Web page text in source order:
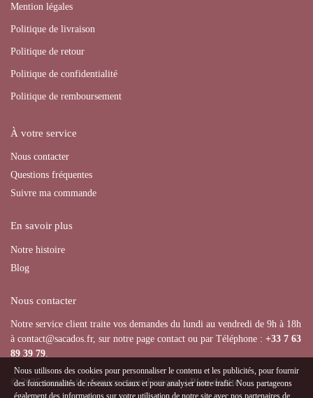
Mention légales
Politique de livraison
Politique de retour
Politique de confidentialité
Politique de remboursement
À votre service
Nous contacter
Questions fréquentes
Suivre ma commande
En savoir plus
Notre histoire
Blog
Nous contacter
Notre service client traite vos demandes du lundi au vendredi de 9h à 18h
à contact@sacados.fr, sur notre page contact ou par Téléphone : +33 7 63
89 39 79.
© 2025 sacados.fr | Service client Français |Plan de site
Nous utilisons des cookies pour personnaliser le contenu et les publicités, pour fournir
des fonctionnalités de réseaux sociaux et pour analyser notre trafic. Nous partageons
également des informations sur votre utilisation de notre site avec nos partenaires de